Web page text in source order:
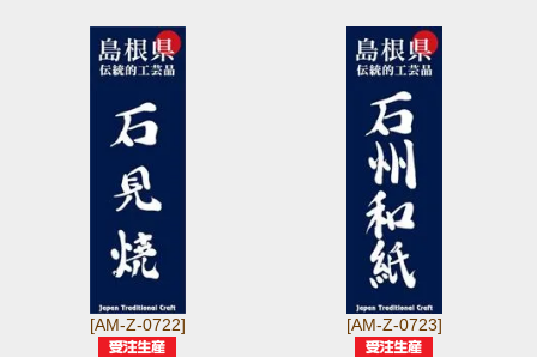
[AM-Z-0722] [AM-Z-0723]